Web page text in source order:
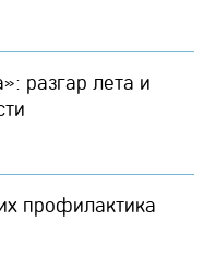
разгар лета и
профилактика